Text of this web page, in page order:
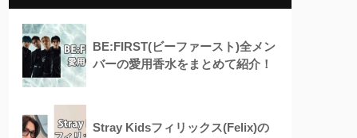
BE:FIRST(ビーファースト)全メン
バーの愛用香水をまとめて紹介！
Stray Kidsフィリックス(Felix)の